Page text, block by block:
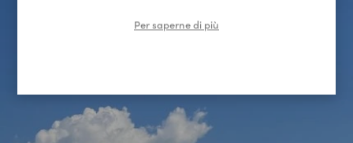
Per saperne di più